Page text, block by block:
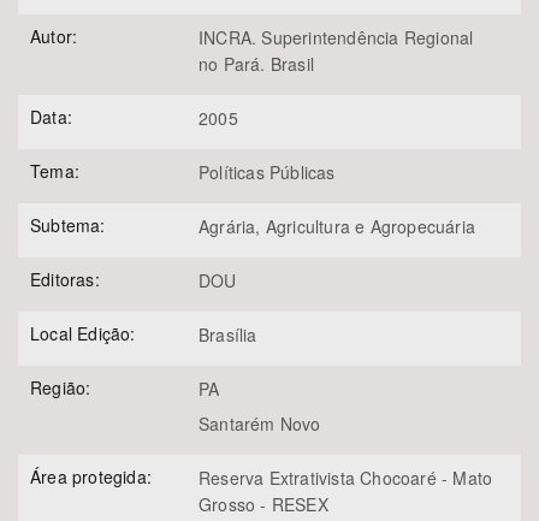
Autor:
INCRA. Superintendência Regional
no Pará. Brasil
Data: 2005
Tema: Políticas Públicas
Subtema: Agrária, Agricultura e Agropecuária
Editoras: DOU
Local Edição: Brasília
Região:
PA
Santarém Novo
Área protegida:
Reserva Extrativista Chocoaré - Mato
Grosso - RESEX